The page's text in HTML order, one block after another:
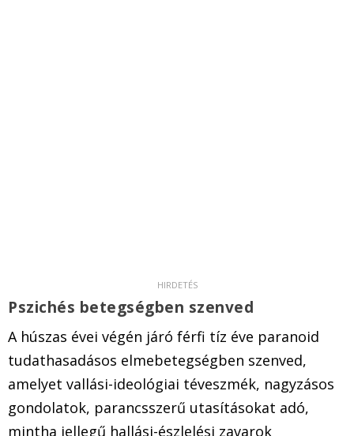
Pszichés betegségben szenved
A húszas évei végén járó férfi tíz éve paranoid
tudathasadásos elmebetegségben szenved,
amelyet vallási-ideológiai téveszmék, nagyzásos
gondolatok, parancsszerű utasításokat adó,
mintha jellegű hallási-észlelési zavarok